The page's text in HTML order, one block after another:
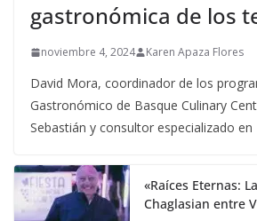
gastronómica de los
noviembre 4, 2024 Karen Apaza Flores
David Mora, coordinador de los
Gastronómico de Basque Culinary
Sebastián y consultor especializado en
«Raíces Eternas:
Chaglasian entre